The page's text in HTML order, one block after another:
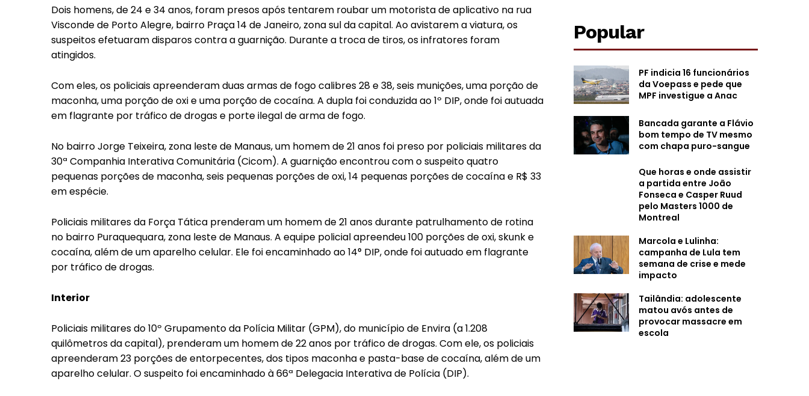
Dois homens, de 24 e 34 anos, foram presos após tentarem roubar um motorista de aplicativo na rua
Visconde de Porto Alegre, bairro Praça 14 de Janeiro, zona sul da capital. Ao avistarem a viatura, os
suspeitos efetuaram disparos contra a guarnição. Durante a troca de tiros, os infratores foram
atingidos.
Com eles, os policiais apreenderam duas armas de fogo calibres 28 e 38, seis munições, uma porção de
maconha, uma porção de oxi e uma porção de cocaína. A dupla foi conduzida ao 1º DIP, onde foi autuada
em flagrante por tráfico de drogas e porte ilegal de arma de fogo.
No bairro Jorge Teixeira, zona leste de Manaus, um homem de 21 anos foi preso por policiais militares da
30ª Companhia Interativa Comunitária (Cicom). A guarnição encontrou com o suspeito quatro
pequenas porções de maconha, seis pequenas porções de oxi, 14 pequenas porções de cocaína e R$ 33
em espécie.
Policiais militares da Força Tática prenderam um homem de 21 anos durante patrulhamento de rotina
no bairro Puraquequara, zona leste de Manaus. A equipe policial apreendeu 100 porções de oxi, skunk e
cocaína, além de um aparelho celular. Ele foi encaminhado ao 14° DIP, onde foi autuado em flagrante
por tráfico de drogas.
Interior
Policiais militares do 10º Grupamento da Polícia Militar (GPM), do município de Envira (a 1.208
quilômetros da capital), prenderam um homem de 22 anos por tráfico de drogas. Com ele, os policiais
apreenderam 23 porções de entorpecentes, dos tipos maconha e pasta-base de cocaína, além de um
aparelho celular. O suspeito foi encaminhado à 66ª Delegacia Interativa de Polícia (DIP).
Popular
PF indicia 16 funcionários
da Voepass e pede que
MPF investigue a Anac
Bancada garante a Flávio
bom tempo de TV mesmo
com chapa puro-sangue
Que horas e onde assistir
a partida entre João
Fonseca e Casper Ruud
pelo Masters 1000 de
Montreal
Marcola e Lulinha:
campanha de Lula tem
semana de crise e mede
impacto
Tailândia: adolescente
matou avós antes de
provocar massacre em
escola